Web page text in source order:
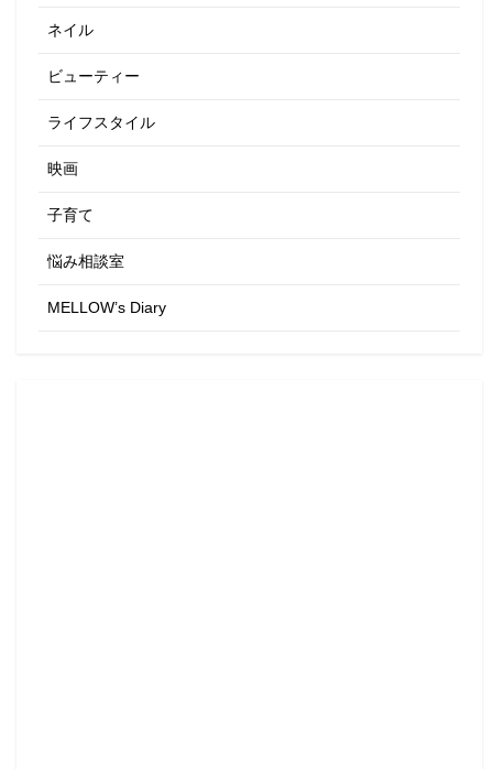
ネイル
ビューティー
ライフスタイル
映画
子育て
悩み相談室
MELLOW’s Diary